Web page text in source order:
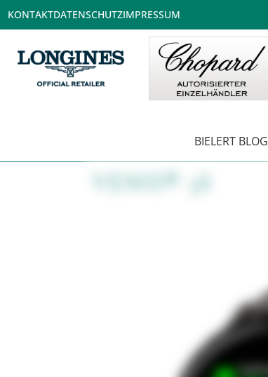
KONTAKTDATENSCHUTZIMPRESSUM
BIELERT BLOG
VENU® 3S